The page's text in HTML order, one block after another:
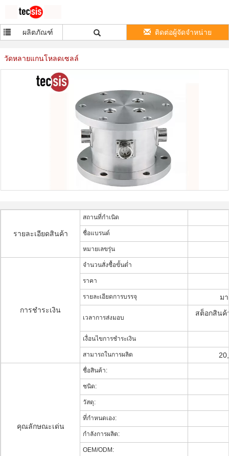
ผลิตภัณฑ์ ติดต่อผู้จัดจำหน่าย
วัดหลายแกนโหลดเซลล์
รายละเอียดสินค้า
สถานที่กำเนิด
ชื่อแบรนด์
หมายเลขรุ่น
การชำระเงิน
จำนวนสั่งซื้อขั้นต่ำ
ราคา
รายละเอียดการบรรจุ ม
เวลาการส่งมอบ
สต็อกสินค้
เงื่อนไขการชำระเงิน
สามารถในการผลิต
คุณลักษณะเด่น
ชื่อสินค้า:
ชนิด:
วัสดุ:
ที่กำหนดเอง:
กำลังการผลิต:
OEM/ODM: